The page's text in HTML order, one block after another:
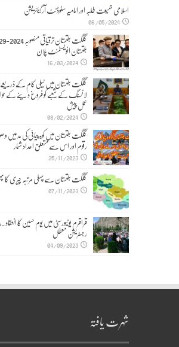
اسلامی جمیعت طلبہ اور امامیہ سٹوڈنٹ آرگنائزیشن
06/05/2024
بلتستان انویسٹمنٹ پلان
16/03/2024
لانسنگ کے شعبے کو فروغ دینے کے
عمل پیش
08/02/2024
گلگت بلتستان میں کوہ پیمائی کی مد
رقوم اور اس سے متعلق اعداد شمار
25/11/2023
گلگت بلتستان سے پہلی مرتبہ چیری کا
07/11/2023
رجسٹریشن معطل
04/09/2023
شہرت یافتہ